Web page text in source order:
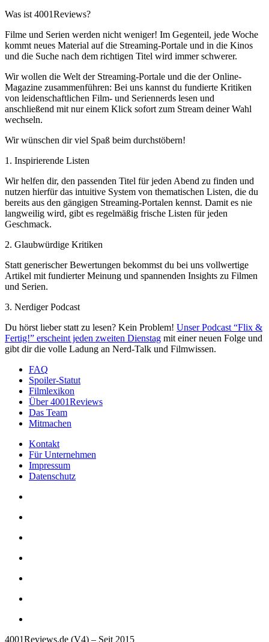
Was ist 4001Reviews?
Filme und Serien werden nicht weniger! Im Gegenteil, jede Woche
kommt neues Material auf die Streaming-Portale und in die Kinos
und die Suche nach dem richtigen Titel wird immer schwerer.
Wir wollen die Welt der Streaming-Portale und die der Online-
Magazine zusammenführen: Bei uns kannst du fundierte Kritiken
von leidenschaftlichen Film- und Seriennerds lesen und
anschließend mit nur einem Klick sofort zum Stream deiner Wahl
wechseln.
Wir wünschen dir viel Spaß beim durchstöbern!
1. Inspirierende Listen
Wir helfen dir, den passenden Titel für jeden Abend zu finden und
nutzen hierfür das intuitive System von thematischen Listen, die du
bereits aus den gängigen Streaming-Portalen kennst. Damit es nie
langweilig wird, gibt es regelmäßig frische Listen für jeden
Geschmack.
2. Glaubwürdige Kritiken
Statt generischer Bewertungen bekommst du bei uns vollwertige
Artikel mit fundierter Meinung und spannenden Insights zu Filmen
und Serien.
3. Nerdiger Podcast
Du hörst lieber statt zu lesen? Kein Problem! Unser Podcast “Flix &
Fertig!” erscheint jeden zweiten Dienstag mit einer neuen Folge und
gibt dir die volle Ladung an Nerd-Talk und Filmwissen.
FAQ
Spoiler-Statut
Filmlexikon
Über 4001Reviews
Das Team
Mitmachen
Kontakt
Für Unternehmen
Impressum
Datenschutz
4001Reviews.de (V4) – Seit 2015